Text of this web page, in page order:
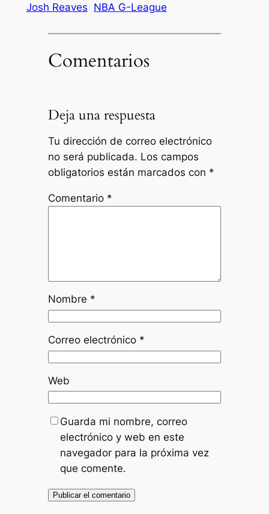
Josh Reaves NBA G-League
Comentarios
Deja una respuesta
Tu dirección de correo electrónico
no será publicada. Los campos
obligatorios están marcados con *
Comentario *
Nombre *
Correo electrónico *
Web
Guarda mi nombre, correo
electrónico y web en este
navegador para la próxima vez
que comente.